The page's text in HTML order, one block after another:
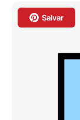
Salvar